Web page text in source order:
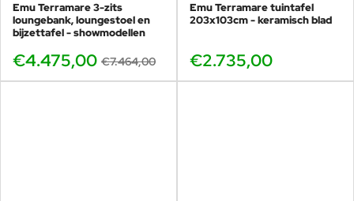
-40%
Emu Terramare 3-zits
loungebank, loungestoel en
bijzettafel - showmodellen
€4.475,00 €7.464,00
Emu Terramare tuintafel
203x103cm - keramisch blad
€2.735,00